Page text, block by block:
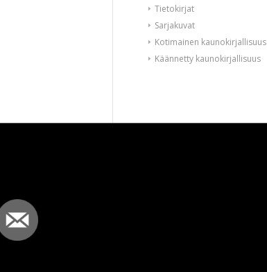
Tietokirjat
Sarjakuvat
Kotimainen kaunokirjallisuus
Käännetty kaunokirjallisuus